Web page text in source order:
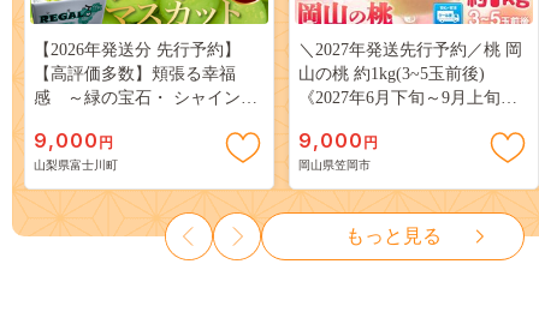
【2026年発送分 先行予約】
【高評価多数】頬張る幸福
感 ～緑の宝石・ シャインマ
３房） フルーツ 山梨県産 果
物 くだもの シャイン マスカ
ット ぶどう ブドウ 葡萄 大粒
種なし 先行予約 富士川町
10000円 一万円 9000円 九千円
9,000 円
山梨県富士川町
＼2027年発送先行予約／桃 岡
山の桃 約1kg(3~5玉前後)
《2027年6月下旬～9月上旬頃
岡山 はくとう スイーツ フル
ーツ 果物 デザート 旬 モモ も
も 先行予約 送料無料 果物 岡
山県 笠岡市 清水白桃 白鳳 白
麗 クール便---
kasaoka_zsy_419_100---
9,000 円
岡山県笠岡市
もっと見る